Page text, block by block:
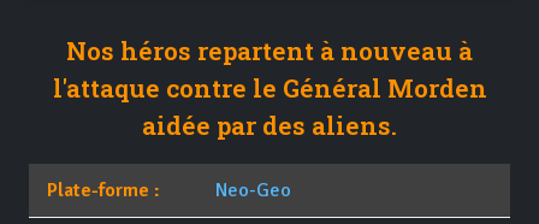
Nos héros repartent à nouveau à
l'attaque contre le Général Morden
aidée par des aliens.
Plate-forme : Neo-Geo